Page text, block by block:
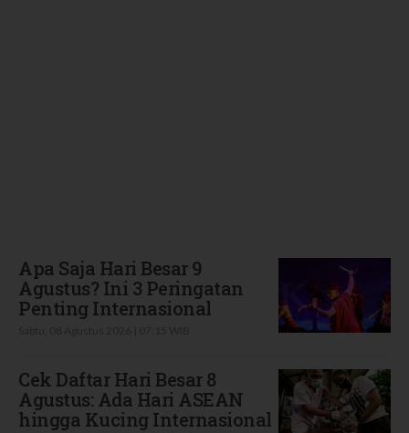
Apa Saja Hari Besar 9
Agustus? Ini 3 Peringatan
Penting Internasional
Cek Daftar Hari Besar 8
Agustus: Ada Hari ASEAN
hingga Kucing Internasional